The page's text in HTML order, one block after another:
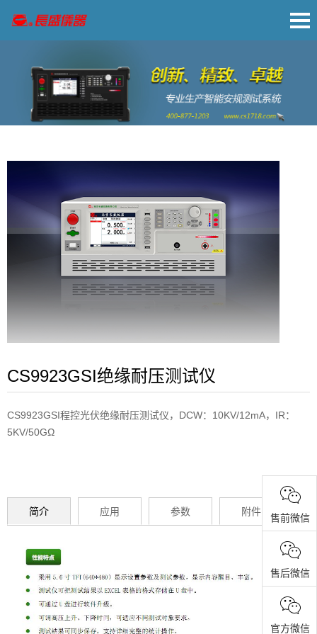
CS9923GSI绝缘耐压测试仪
CS9923GSI程控光伏绝缘耐压测试仪，DCW：10KV/12mA，IR：
5KV/50GΩ
简介 应用 参数 附件
售前微信
售后微信
官方微信